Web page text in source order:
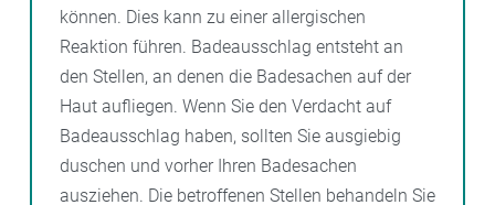
können. Dies kann zu einer allergischen
Reaktion führen. Badeausschlag entsteht an
den Stellen, an denen die Badesachen auf der
Haut aufliegen. Wenn Sie den Verdacht auf
Badeausschlag haben, sollten Sie ausgiebig
duschen und vorher Ihren Badesachen
ausziehen. Die betroffenen Stellen behandeln Sie